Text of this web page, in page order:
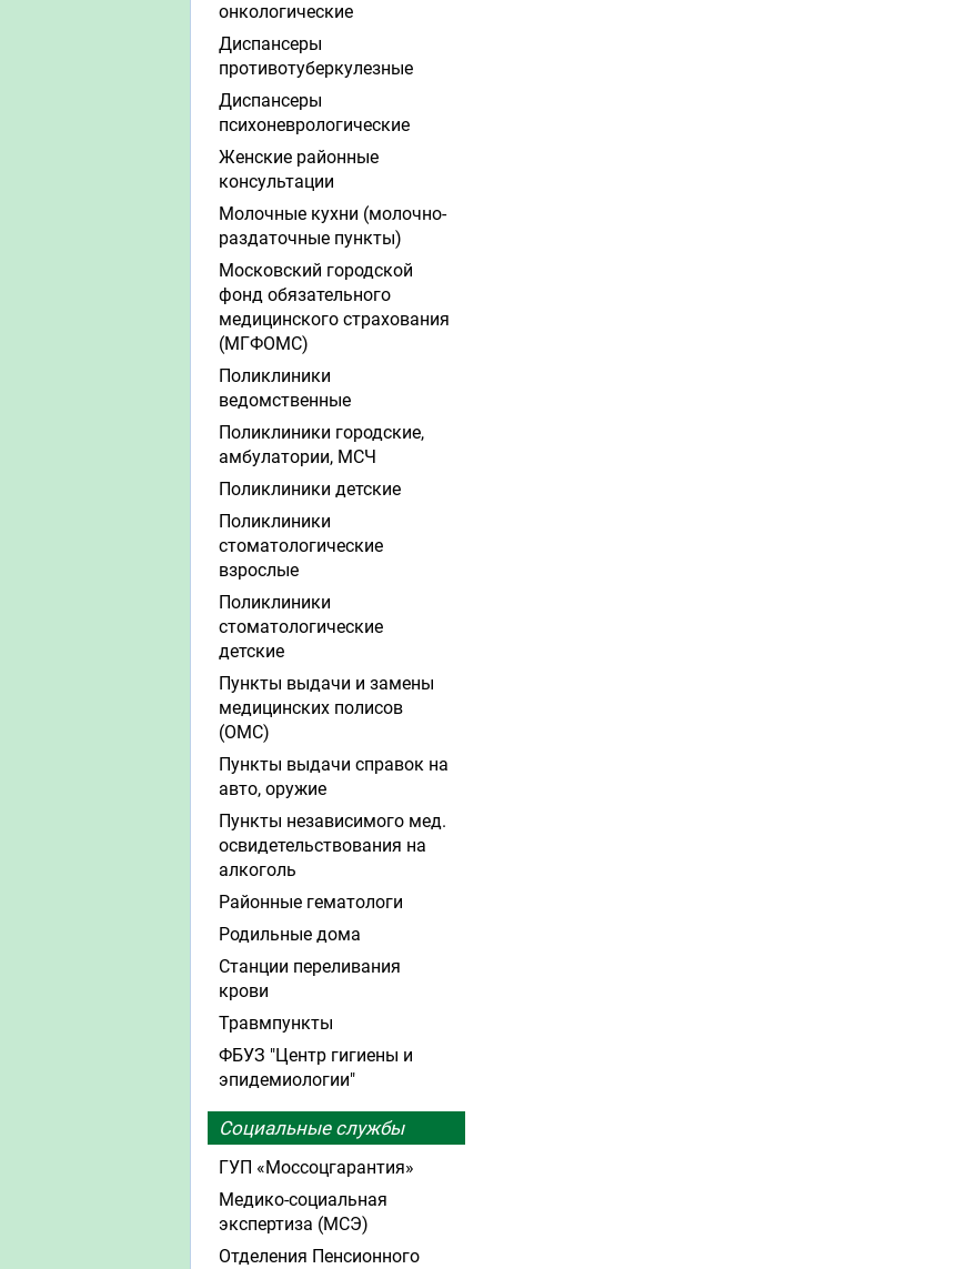
онкологические
Диспансеры
противотуберкулезные
Диспансеры
психоневрологические
Женские районные
консультации
Молочные кухни (молочно-
раздаточные пункты)
Московский городской
фонд обязательного
медицинского страхования
(МГФОМС)
Поликлиники
ведомственные
Поликлиники городские,
амбулатории, МСЧ
Поликлиники детские
Поликлиники
стоматологические
взрослые
Поликлиники
стоматологические
детские
Пункты выдачи и замены
медицинских полисов
(ОМС)
Пункты выдачи справок на
авто, оружие
Пункты независимого мед.
освидетельствования на
алкоголь
Районные гематологи
Родильные дома
Станции переливания
крови
Травмпункты
ФБУЗ "Центр гигиены и
эпидемиологии"
Социальные службы
ГУП «Моссоцгарантия»
Медико-социальная
экспертиза (МСЭ)
Отделения Пенсионного